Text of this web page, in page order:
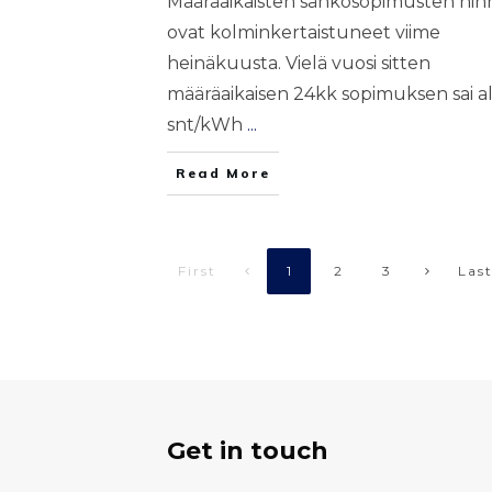
ovat kolminkertaistuneet viime
heinäkuusta. Vielä vuosi sitten
määräaikaisen 24kk sopimuksen sai
snt/kWh ...
Read More
First 1 2 3 Last
Get in touch